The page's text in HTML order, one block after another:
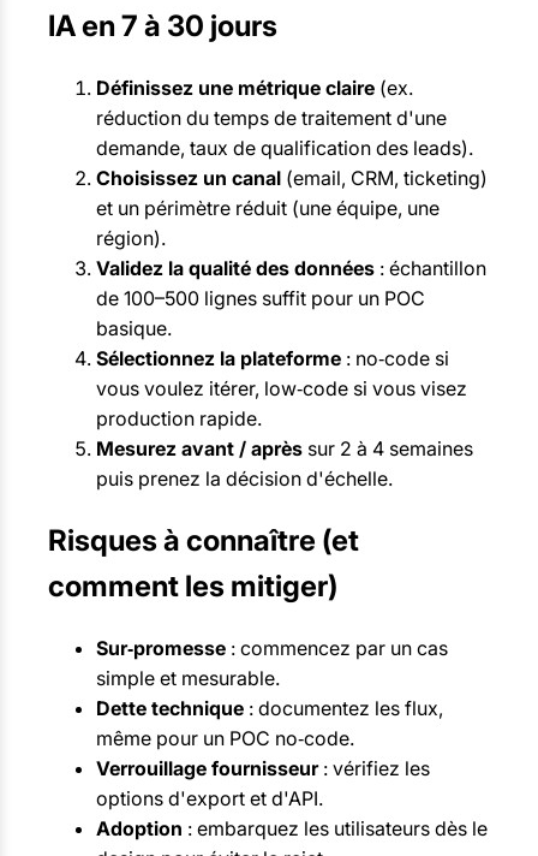
IA en 7 à 30 jours
Définissez une métrique claire (ex.
réduction du temps de traitement d'une
demande, taux de qualification des leads).
Choisissez un canal (email, CRM, ticketing)
et un périmètre réduit (une équipe, une
région).
Validez la qualité des données : échantillon
de 100–500 lignes suffit pour un POC
basique.
Sélectionnez la plateforme : no‑code si
vous voulez itérer, low‑code si vous visez
production rapide.
Mesurez avant / après sur 2 à 4 semaines
puis prenez la décision d'échelle.
Risques à connaître (et
comment les mitiger)
Sur‑promesse : commencez par un cas
simple et mesurable.
Dette technique : documentez les flux,
même pour un POC no‑code.
Verrouillage fournisseur: vérifiez les
options d'export et d'API.
Adoption : embarquez les utilisateurs dès le